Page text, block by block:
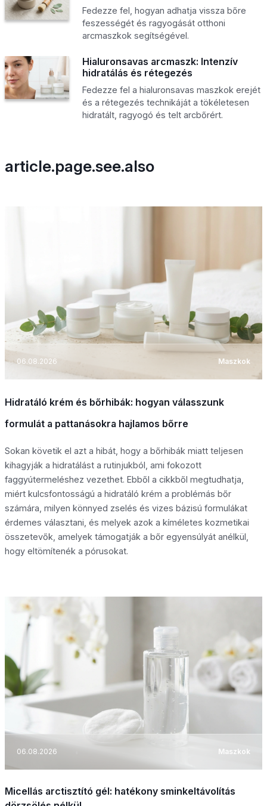
Fedezze fel, hogyan adhatja vissza bőre
feszességét és ragyogását otthoni
arcmaszkok segítségével.
Hialuronsavas arcmaszk: Intenzív
hidratálás és rétegezés
Fedezze fel a hialuronsavas maszkok erejét
és a rétegezés technikáját a tökéletesen
hidratált, ragyogó és telt arcbőrért.
article.page.see.also
06.08.2026 Maszkok
Hidratáló krém és bőrhibák: hogyan válasszunk
formulát a pattanásokra hajlamos bőrre
Sokan követik el azt a hibát, hogy a bőrhibák miatt teljesen
kihagyják a hidratálást a rutinjukból, ami fokozott
faggyútermeléshez vezethet. Ebből a cikkből megtudhatja,
miért kulcsfontosságú a hidratáló krém a problémás bőr
számára, milyen könnyed zselés és vizes bázisú formulákat
érdemes választani, és melyek azok a kíméletes kozmetikai
összetevők, amelyek támogatják a bőr egyensúlyát anélkül,
hogy eltömítenék a pórusokat.
06.08.2026 Maszkok
Micellás arctisztító gél: hatékony sminkeltávolítás